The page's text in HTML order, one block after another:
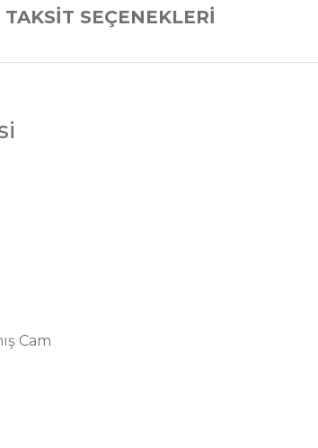
TAKSİT SEÇENEKLERİ
Cam